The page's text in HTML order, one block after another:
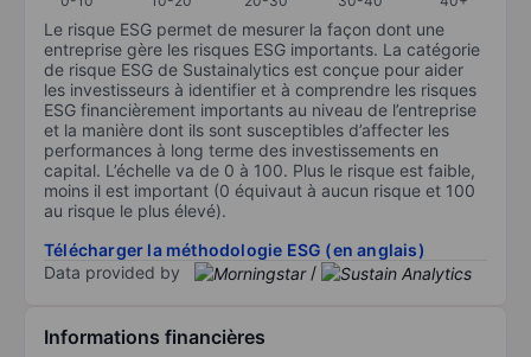
Le risque ESG permet de mesurer la façon dont une
entreprise gère les risques ESG importants. La catégorie
de risque ESG de Sustainalytics est conçue pour aider
les investisseurs à identifier et à comprendre les risques
ESG financièrement importants au niveau de l’entreprise
et la manière dont ils sont susceptibles d’affecter les
performances à long terme des investissements en
capital. L’échelle va de 0 à 100. Plus le risque est faible,
moins il est important (0 équivaut à aucun risque et 100
au risque le plus élevé).
Télécharger la méthodologie ESG (en anglais)
Data provided by
/
Informations financières